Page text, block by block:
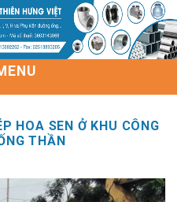
HOA SEN Ở KHU CÔNG
THẦN